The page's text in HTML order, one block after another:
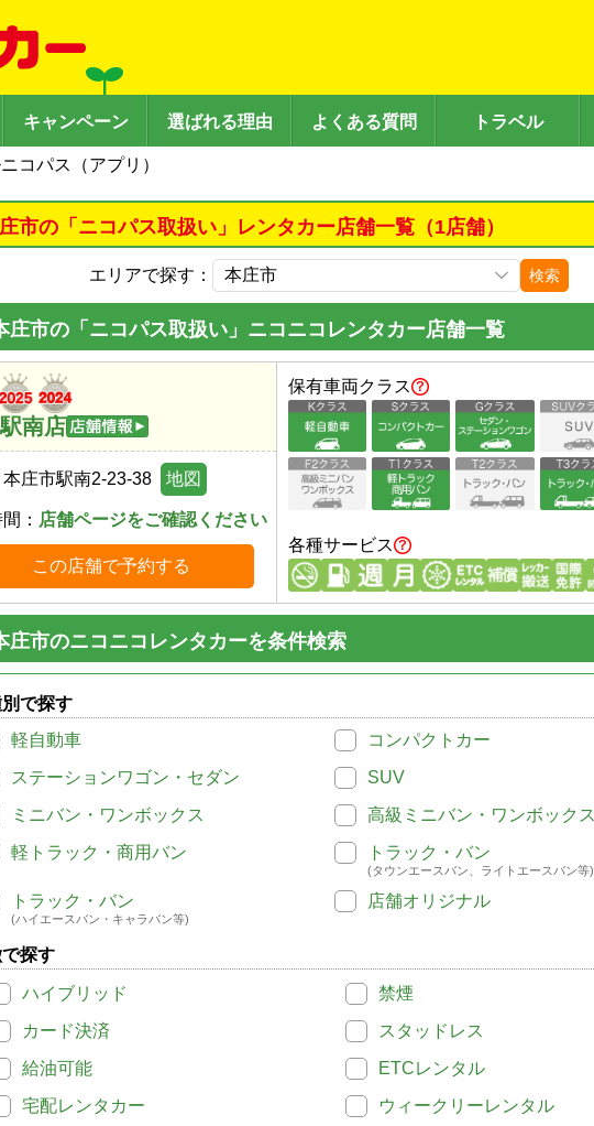
キャンペーン 選ばれる理由 よくある質問 トラベル
ニコパス（アプリ）
市の「ニコパス取扱い」レンタカー店舗一覧（1店舗）
エリアで探す： 検索
庄市の「ニコパス取扱い」ニコニコレンタカー店舗一覧
南店
本庄市駅南2-23-38 地図
： 店舗ページをご確認ください
この店舗で予約する
保有車両クラス
各種サービス
庄市のニコニコレンタカーを条件検索
で探す
軽自動車
コンパクトカー
ステーションワゴン・セダン
SUV
ミニバン・ワンボックス
高級ミニバン・ワンボックス
軽トラック・商用バン
トラック・バン
(タウンエースバン、ライトエースバン等)
トラック・バン
(ハイエースバン・キャラバン等)
店舗オリジナル
探す
ハイブリッド
禁煙
カード決済
スタッドレス
給油可能
ETCレンタル
宅配レンタカー
ウィークリーレンタル